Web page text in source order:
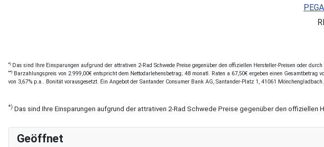
*) Das sind Ihre Einsparungen aufgrund der attrativen 2-Rad Schwede Preise gegenüber den offiziellen Hersteller-Preisen oder durch
**) Barzahlungspreis von 2.999,00€ entspricht dem Nettodarlehensbetrag; 48 monatl. Raten a 67,50€ ergeben einen
von 3,67% p.a.. Bonität vorausgesetzt. Ein Angebot der Santander Consumer Bank AG, Santander-Platz 1, 41061
*) Das sind Ihre Einsparungen aufgrund der attrativen 2-Rad Schwede Preise gegenüber den
Geöffnet